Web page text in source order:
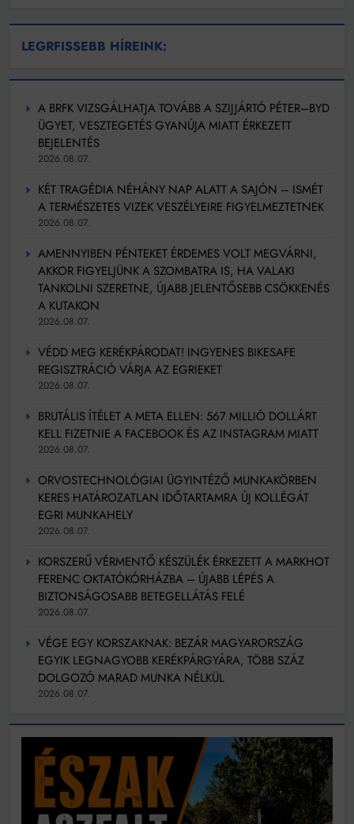
LEGRFISSEBB HÍREINK:
A BRFK VIZSGÁLHATJA TOVÁBB A SZIJJÁRTÓ PÉTER–BYD
ÜGYET, VESZTEGETÉS GYANÚJA MIATT ÉRKEZETT
BEJELENTÉS
2026.08.07.
KÉT TRAGÉDIA NÉHÁNY NAP ALATT A SAJÓN – ISMÉT
A TERMÉSZETES VIZEK VESZÉLYEIRE FIGYELMEZTETNEK
2026.08.07.
AMENNYIBEN PÉNTEKET ÉRDEMES VOLT MEGVÁRNI,
AKKOR FIGYELJÜNK A SZOMBATRA IS, HA VALAKI
TANKOLNI SZERETNE, ÚJABB JELENTŐSEBB CSÖKKENÉS
A KUTAKON
2026.08.07.
VÉDD MEG KERÉKPÁRODAT! INGYENES BIKESAFE
REGISZTRÁCIÓ VÁRJA AZ EGRIEKET
2026.08.07.
BRUTÁLIS ÍTÉLET A META ELLEN: 567 MILLIÓ DOLLÁRT
KELL FIZETNIE A FACEBOOK ÉS AZ INSTAGRAM MIATT
2026.08.07.
ORVOSTECHNOLÓGIAI ÜGYINTÉZŐ MUNKAKÖRBEN
KERES HATÁROZATLAN IDŐTARTAMRA ÚJ KOLLÉGÁT
EGRI MUNKAHELY
2026.08.07.
KORSZERŰ VÉRMENTŐ KÉSZÜLÉK ÉRKEZETT A MARKHOT
FERENC OKTATÓKÓRHÁZBA – ÚJABB LÉPÉS A
BIZTONSÁGOSABB BETEGELLÁTÁS FELÉ
2026.08.07.
VÉGE EGY KORSZAKNAK: BEZÁR MAGYARORSZÁG
EGYIK LEGNAGYOBB KERÉKPÁRGYÁRA, TÖBB SZÁZ
DOLGOZÓ MARAD MUNKA NÉLKÜL
2026.08.07.